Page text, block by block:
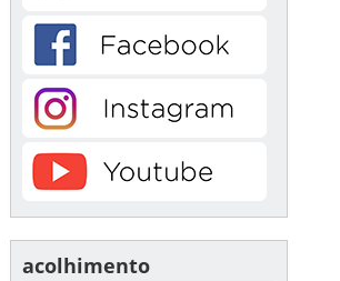
acolhimento